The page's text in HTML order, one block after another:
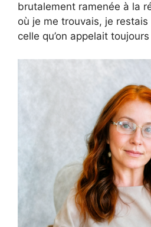
brutalement ramenée à la
où je me trouvais, je
celle qu’on appelait